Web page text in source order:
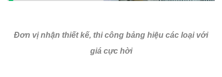
Đơn vị nhận thiết kế, thi công bảng hiệu các loại với
giá cực hời